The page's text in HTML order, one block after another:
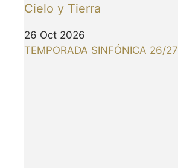
Cielo y Tierra
26 Oct 2026
TEMPORADA SINFÓNICA 26/27